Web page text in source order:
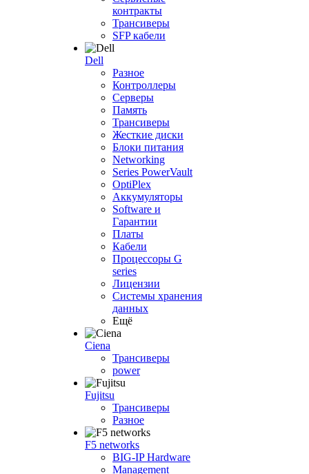
контракты
Трансиверы
SFP кабели
Dell
Разное
Контроллеры
Серверы
Память
Трансиверы
Жесткие диски
Блоки питания
Networking
Series PowerVault
OptiPlex
Аккумуляторы
Software и
Гарантии
Платы
Кабели
Процессоры G
series
Лицензии
Системы хранения
данных
Ещё
Ciena
Трансиверы
power
Fujitsu
Трансиверы
Разное
F5 networks
BIG-IP Hardware
Management